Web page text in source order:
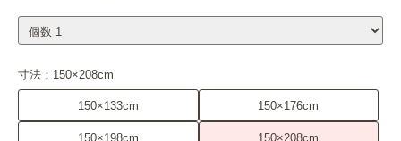
寸法： 150×208cm
150×133cm 150×176cm
150×198cm 150×208cm